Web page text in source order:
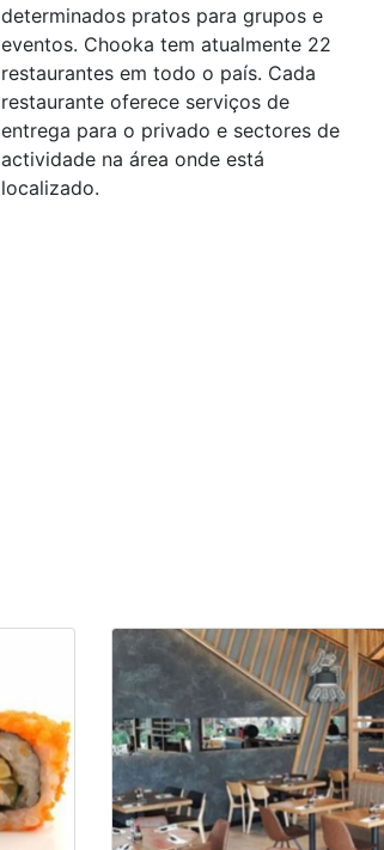
determinados pratos para grupos e
eventos. Chooka tem atualmente 22
restaurantes em todo o país. Cada
restaurante oferece serviços de
entrega para o privado e sectores de
actividade na área onde está
localizado.